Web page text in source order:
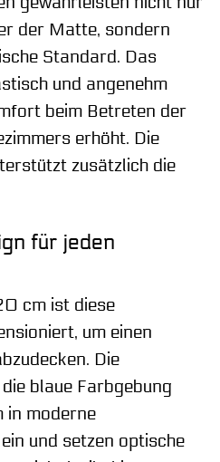
der Matte, sondern
Standard. Das
und angenehm
beim Betreten der
erhöht. Die
zusätzlich die
für jeden
cm ist diese
um einen
Die
blaue Farbgebung
in moderne
und setzen optische